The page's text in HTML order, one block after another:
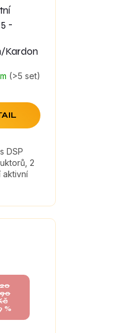
-
Kardon
(>5 set)
DSP
2
aktivní
%